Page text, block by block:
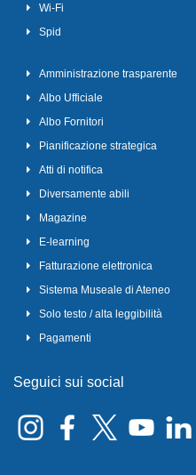
Wi-Fi
Spid
Amministrazione trasparente
Albo Ufficiale
Albo Fornitori
Pianificazione strategica
Atti di notifica
Diversamente abili
Magazine
E-learning
Fatturazione elettronica
Sistema Museale di Ateneo
Solo testo / alta leggibilità
Pagamenti
Seguici sui social